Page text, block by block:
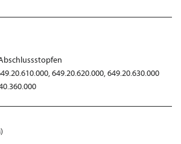
649.20.620.000, 649.20.630.000